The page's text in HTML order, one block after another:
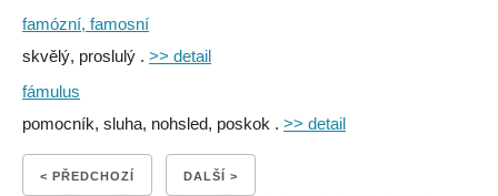
famózní, famosní
skvělý, proslulý . >> detail
fámulus
pomocník, sluha, nohsled, poskok . >> detail
< PŘEDCHOZÍ DALŠÍ >